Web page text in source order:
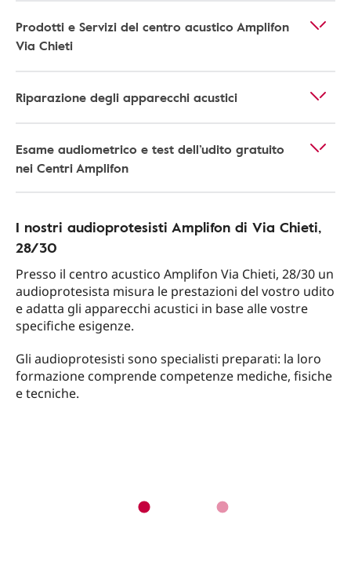
Prodotti e Servizi del centro acustico Amplifon
Via Chieti
Riparazione degli apparecchi acustici
Esame audiometrico e test dell’udito gratuito
nei Centri Amplifon
I nostri audioprotesisti Amplifon di Via Chieti,
28/30
Presso il centro acustico Amplifon Via Chieti, 28/30 un
audioprotesista misura le prestazioni del vostro udito
e adatta gli apparecchi acustici in base alle vostre
specifiche esigenze.
Gli audioprotesisti sono specialisti preparati: la loro
formazione comprende competenze mediche, fisiche
e tecniche.